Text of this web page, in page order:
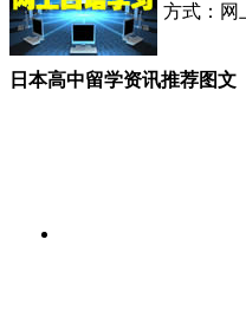
方式：网
日本高中留学资讯推荐图文